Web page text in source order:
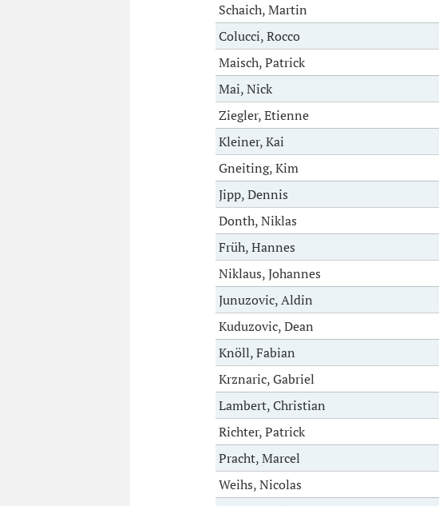
Schaich, Martin
Colucci, Rocco
Maisch, Patrick
Mai, Nick
Ziegler, Etienne
Kleiner, Kai
Gneiting, Kim
Jipp, Dennis
Donth, Niklas
Früh, Hannes
Niklaus, Johannes
Junuzovic, Aldin
Kuduzovic, Dean
Knöll, Fabian
Krznaric, Gabriel
Lambert, Christian
Richter, Patrick
Pracht, Marcel
Weihs, Nicolas